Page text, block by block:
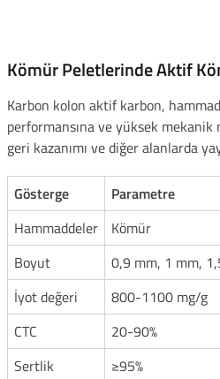
Kömür Peletlerinde Aktif
Karbon kolon aktif karbon,
performansına ve yüksek
geri kazanımı ve diğer alanlarda
Gösterge
Parametre
Hammaddeler
Kömür
Boyut
0,9 mm, 1 mm,
İyot değeri
800-1100 mg/g
CTC
20-90%
Sertlik
≥95%